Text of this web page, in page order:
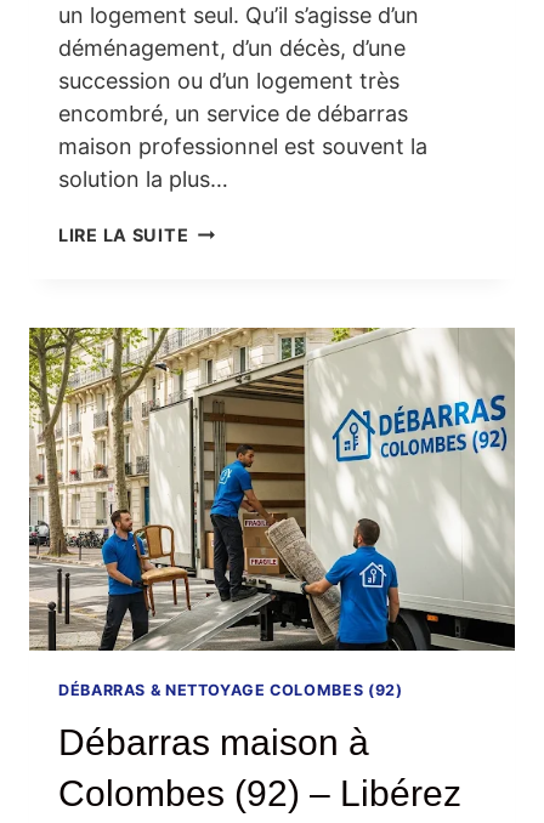
un logement seul. Qu’il s’agisse d’un
déménagement, d’un décès, d’une
succession ou d’un logement très
encombré, un service de débarras
maison professionnel est souvent la
solution la plus…
LIRE LA SUITE DÉBARRAS
(92)
–
UNE
SOLUTION
SIMPLE,
HUMAINE
ET
CLÉ
EN
MAIN
DÉBARRAS & NETTOYAGE COLOMBES (92)
Débarras maison à
Colombes (92) – Libérez